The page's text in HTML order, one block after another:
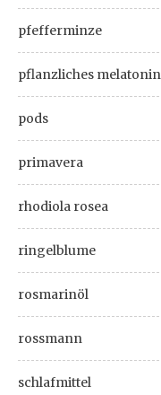
pfefferminze
pflanzliches melatonin
pods
primavera
rhodiola rosea
ringelblume
rosmarinöl
rossmann
schlafmittel